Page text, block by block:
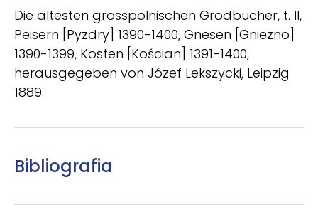
Die ältesten grosspolnischen Grodbücher, t. II,
Peisern [Pyzdry] 1390-1400, Gnesen [Gniezno]
1390-1399, Kosten [Kościan] 1391-1400,
herausgegeben von Józef Lekszycki, Leipzig
1889.
Bibliografia